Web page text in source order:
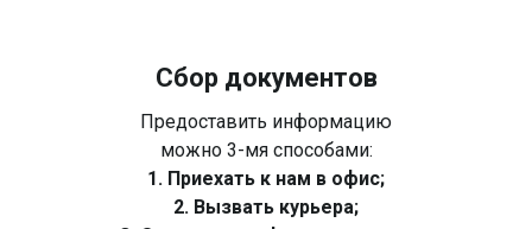
Сбор документов
Предоставить информацию
можно 3-мя способами:
1. Приехать к нам в офис;
2. Вызвать курьера;